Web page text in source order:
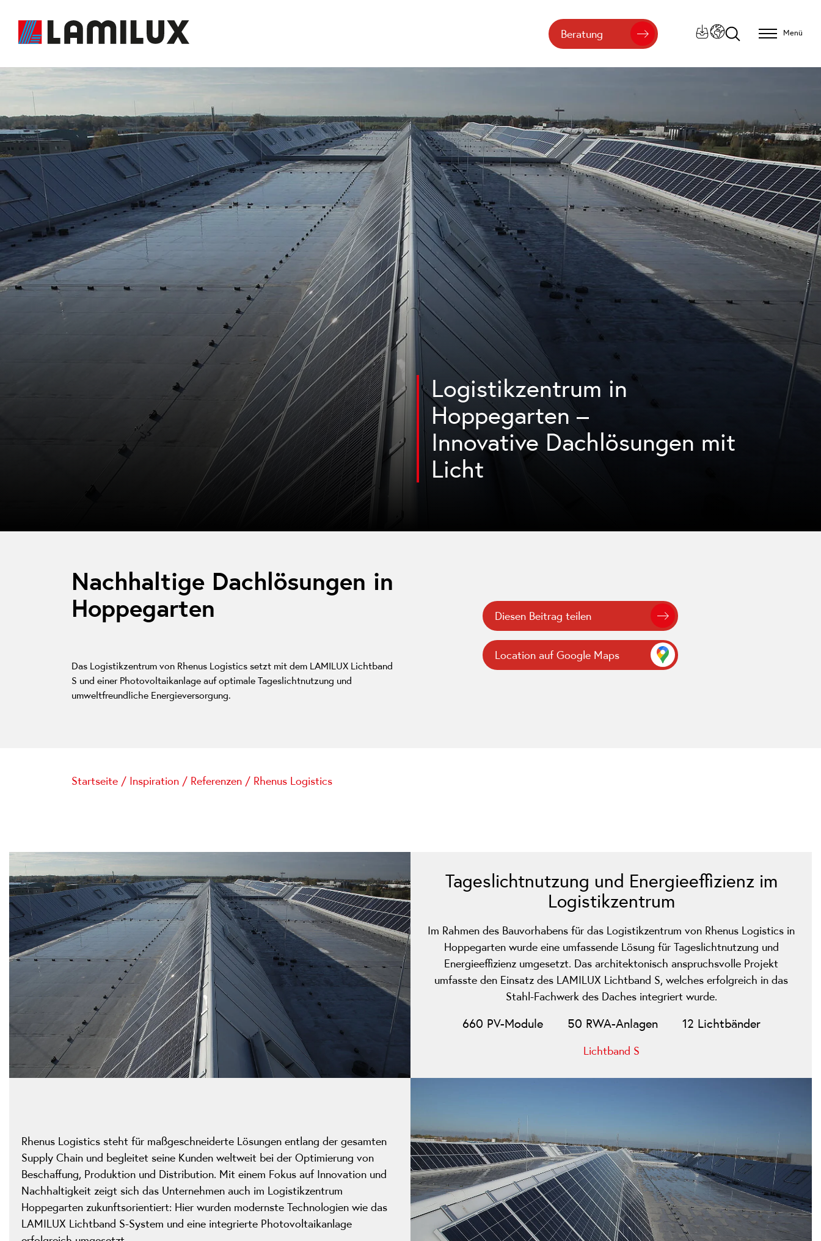
Beratung Menü
Logistikzentrum in
Hoppegarten –
Innovative Dachlösungen mit
Licht
Nachhaltige Dachlösungen in
Hoppegarten
Das Logistikzentrum von Rhenus Logistics setzt mit dem LAMILUX Lichtband
S und einer Photovoltaikanlage auf optimale Tageslichtnutzung und
umweltfreundliche Energieversorgung.
Diesen Beitrag teilen
Location auf Google Maps
Startseite / Inspiration / Referenzen / Rhenus Logistics
Tageslichtnutzung und Energieeffizienz im
Logistikzentrum
Im Rahmen des Bauvorhabens für das Logistikzentrum von Rhenus Logistics in
Hoppegarten wurde eine umfassende Lösung für Tageslichtnutzung und
Energieeffizienz umgesetzt. Das architektonisch anspruchsvolle Projekt
umfasste den Einsatz des LAMILUX Lichtband S, welches erfolgreich in das
Stahl-Fachwerk des Daches integriert wurde.
660 PV-Module 50 RWA-Anlagen 12 Lichtbänder
Lichtband S
Rhenus Logistics steht für maßgeschneiderte Lösungen entlang der gesamten
Supply Chain und begleitet seine Kunden weltweit bei der Optimierung von
Beschaffung, Produktion und Distribution. Mit einem Fokus auf Innovation und
Nachhaltigkeit zeigt sich das Unternehmen auch im Logistikzentrum
Hoppegarten zukunftsorientiert: Hier wurden modernste Technologien wie das
LAMILUX Lichtband S-System und eine integrierte Photovoltaikanlage